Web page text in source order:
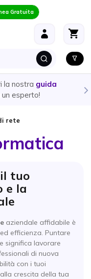
Gratuita
E AURICOLARI
prodottopiù adatto
rete
tuo
e la
aziendale affidabile è
efficienza. Puntare
significa lavorare
di nuova
con i tuoi
crescita della tua